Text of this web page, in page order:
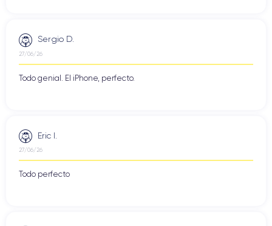
Sergio D.
27/06/26
Todo genial. El iPhone, perfecto.
Eric I.
27/06/26
Todo perfecto